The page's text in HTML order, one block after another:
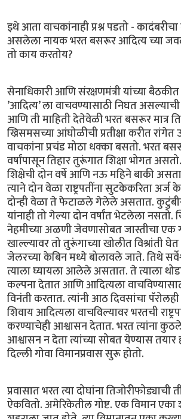
इथे आता वाचकांनाही प्रश्न पडतो -
असलेला नायक भरत बसरूर आदित्य च्या
तो काय करतोय?
सेनाधिकारी आणि संरक्षणमंत्री यांच्या
’आदित्य’ ला वाचवण्यासाठी निघत
आणि ती माहिती देतेवेळी भरत बसरूर मात्र
ख्रिसमसच्या आंघोळीची प्रतीक्षा करीत
वाचकांना प्रचंड मोठा धक्का बसतो. भरत
वर्षांपासून तिहार तुरूंगात शिक्षा भोगत
शिक्षेची दोन वर्षे आणि नऊ महिने बाकी
त्याने दोन वेळा राष्ट्रपतींना सुटकेकरिता
दोन्ही वेळा ते फेटाळले गेलेले असतात. कुटुंबीय,
यांनाही तो गेल्या दोन वर्षांत भेटलेला नसतो.
नेहमीच्या अळणी जेवणासोबत जास्तीचा एक
खाल्ल्यावर तो तुरूंगाच्या खोलीत विश्रांती
जेलरच्या केबिन मध्ये बोलावले जाते. तिथे
त्याला घ्यायला आलेले असतात. ते त्याला
कल्पना देतात आणि आदित्यला
विनंती करतात. त्यांनी आठ दिवसांचा
शिवाय आदित्यला वाचविल्यावर भरतची
करण्याचेही आश्वासन देतात. भरत त्यांना
आश्वासन न देता त्यांच्या सोबत येण्यास तयार
दिल्ली गोवा विमानप्रवास सुरू होतो.
प्रवासात भरत त्या दोघांना तिजोरीफोड्याची
ऐकवितो. अमेरिकेतील गोष्ट. एक विमान एका